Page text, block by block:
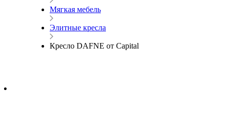
Мягкая мебель
Элитные кресла
Кресло DAFNE от Capital